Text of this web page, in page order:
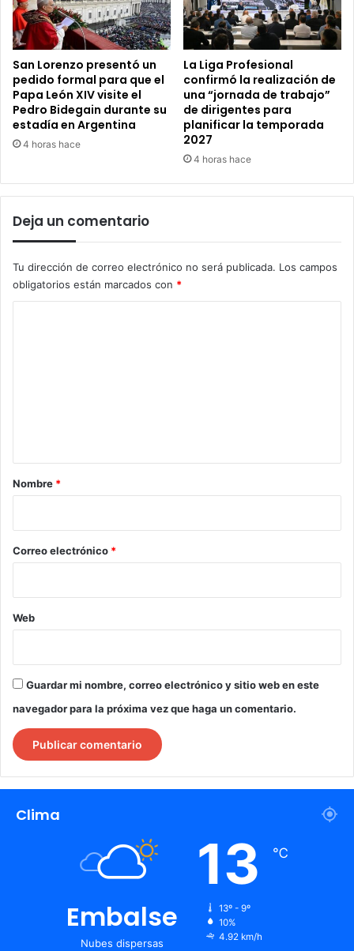
San Lorenzo presentó un
pedido formal para que el
Papa León XIV visite el
Pedro Bidegain durante su
estadía en Argentina
4 horas hace
La Liga Profesional
confirmó la realización de
una “jornada de trabajo”
de dirigentes para
planificar la temporada
2027
4 horas hace
Deja un comentario
Tu dirección de correo electrónico no será publicada. Los campos
obligatorios están marcados con *
r
*
Nombre *
Correo electrónico *
Web
Guardar mi nombre, correo electrónico y sitio web en este
navegador para la próxima vez que haga un comentario.
Clima
Embalse
Nubes dispersas
13 ℃
13º - 9º
10%
4.92 km/h